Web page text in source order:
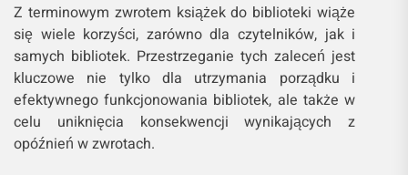
Z terminowym zwrotem książek do biblioteki wiąże
się wiele korzyści, zarówno dla czytelników, jak i
samych bibliotek. Przestrzeganie tych zaleceń jest
kluczowe nie tylko dla utrzymania porządku i
efektywnego funkcjonowania bibliotek, ale także w
celu uniknięcia konsekwencji wynikających z
opóźnień w zwrotach.